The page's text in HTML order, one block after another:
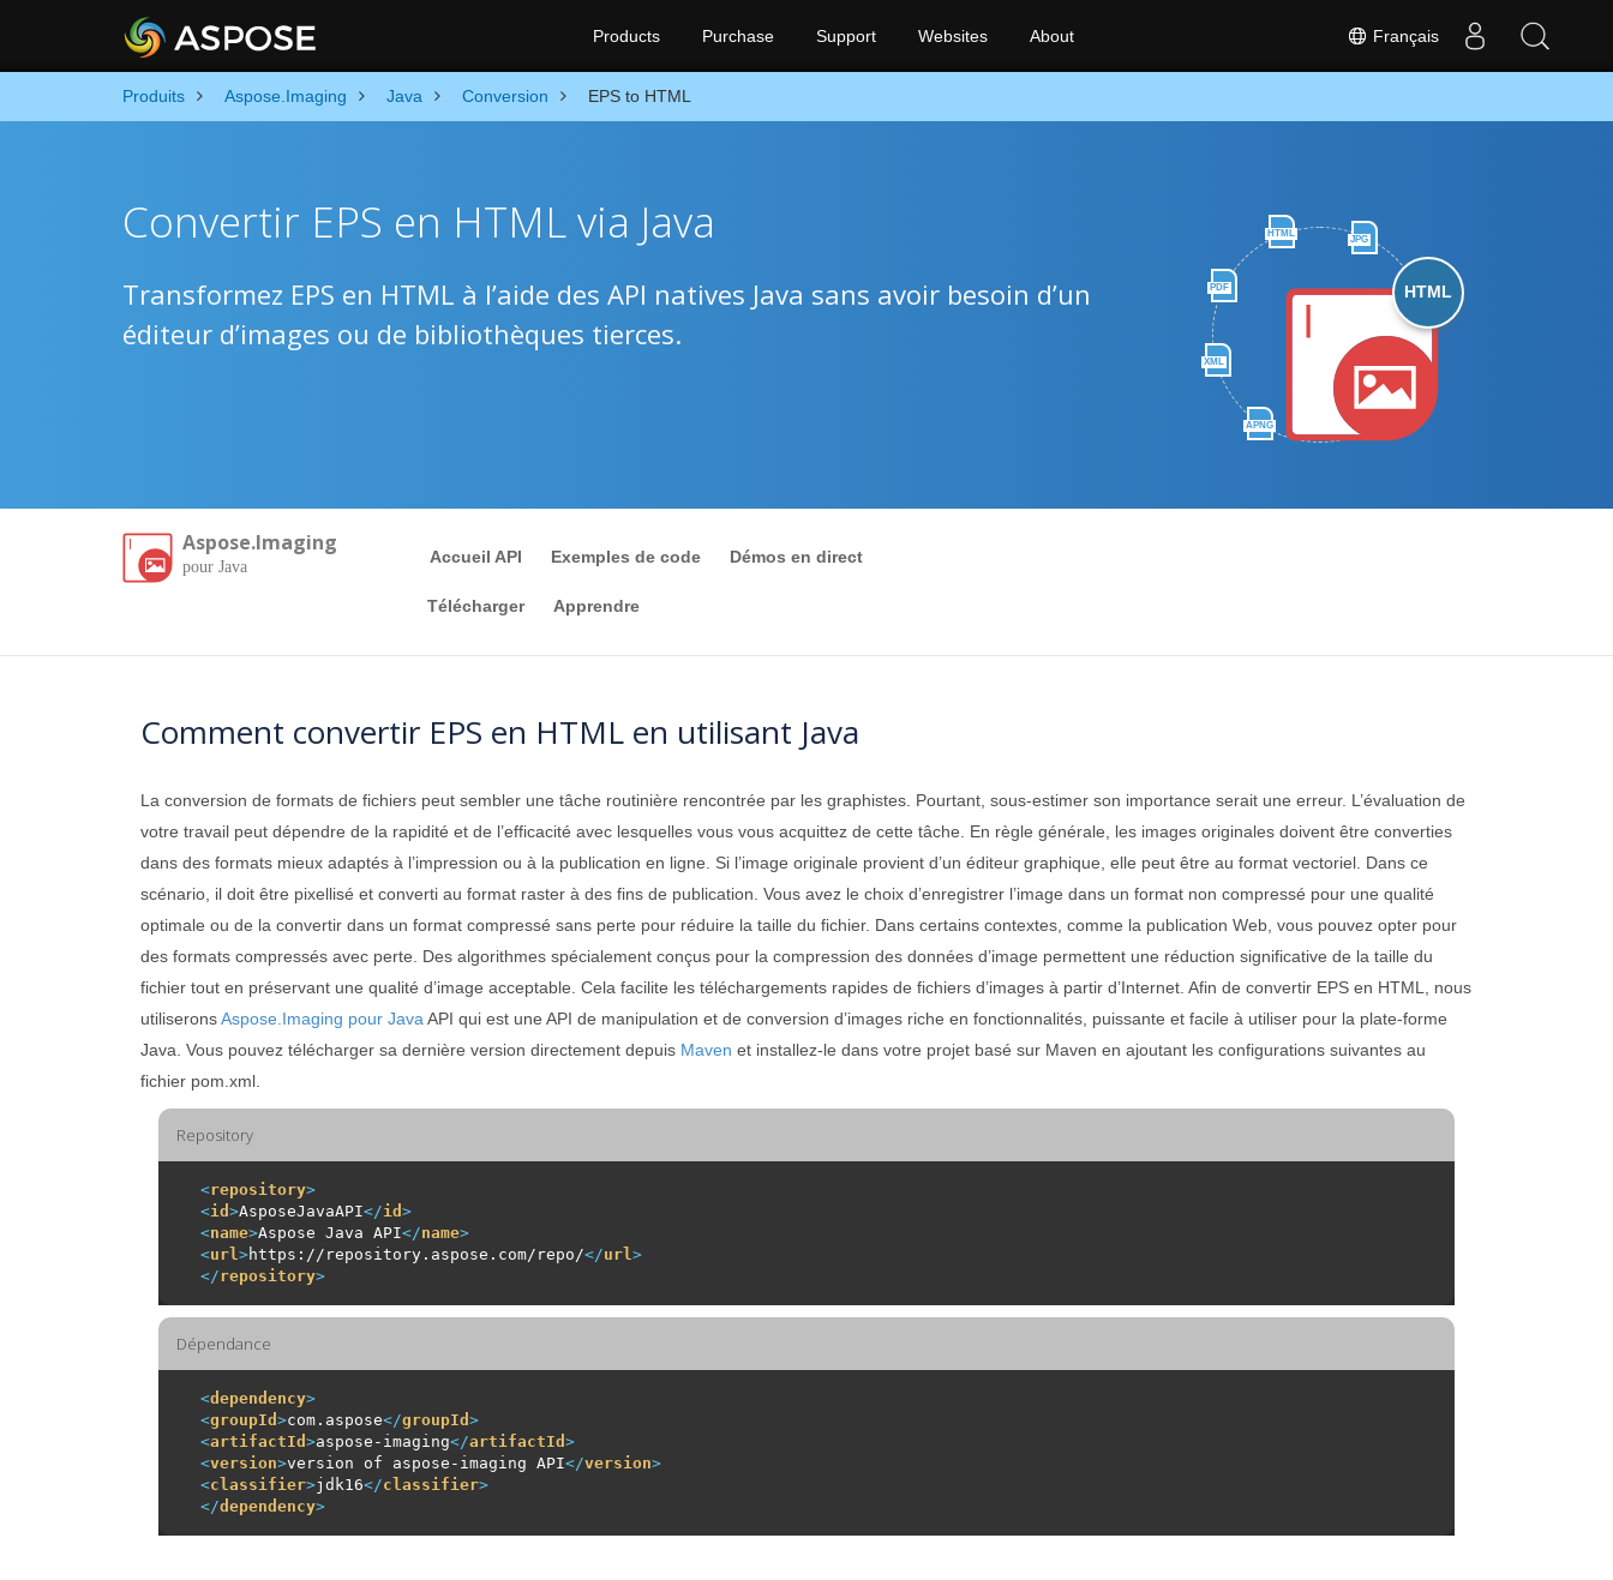
Français
Products Purchase Support Websites About
Produits Aspose.Imaging Java Conversion EPS to HTML
HTML
JPG
PDF
XML
APNG
HTML
Convertir EPS en HTML via Java
Transformez EPS en HTML à l’aide des API natives Java sans avoir besoin d’un
éditeur d’images ou de bibliothèques tierces.
Aspose.Imaging
pour Java
Accueil API Exemples de code Démos en direct
Télécharger Apprendre
Comment convertir EPS en HTML en utilisant Java
La conversion de formats de fichiers peut sembler une tâche routinière rencontrée par les graphistes. Pourtant, sous-estimer son importance serait une erreur. L’évaluation de
votre travail peut dépendre de la rapidité et de l’efficacité avec lesquelles vous vous acquittez de cette tâche. En règle générale, les images originales doivent être converties
dans des formats mieux adaptés à l’impression ou à la publication en ligne. Si l’image originale provient d’un éditeur graphique, elle peut être au format vectoriel. Dans ce
scénario, il doit être pixellisé et converti au format raster à des fins de publication. Vous avez le choix d’enregistrer l’image dans un format non compressé pour une qualité
optimale ou de la convertir dans un format compressé sans perte pour réduire la taille du fichier. Dans certains contextes, comme la publication Web, vous pouvez opter pour
des formats compressés avec perte. Des algorithmes spécialement conçus pour la compression des données d’image permettent une réduction significative de la taille du
fichier tout en préservant une qualité d’image acceptable. Cela facilite les téléchargements rapides de fichiers d’images à partir d’Internet. Afin de convertir EPS en HTML, nous
utiliseronsAspose.Imaging pour Java API qui est une API de manipulation et de conversion d’images riche en fonctionnalités, puissante et facile à utiliser pour la plate-forme
Java. Vous pouvez télécharger sa dernière version directement depuis Maven et installez-le dans votre projet basé sur Maven en ajoutant les configurations suivantes au
fichier pom.xml.
Repository
<repository>
<id >AsposeJavaAPI</id >
<name>Aspose Java API</name>
<url>https://repository.aspose.com/repo/</url>
</repository>
Dépendance
<dependency>
<groupId >com.aspose</groupId >
<artifactId >aspose-imaging</artifactId >
<version>version of aspose-imaging API</version>
<classifier>jdk16</classifier>
</dependency>